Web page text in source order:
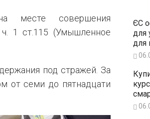
месте совершения
ч. 1 ст.115 (Умышленное
под стражей. За
от семи до пятнадцати
ЄС
для
для